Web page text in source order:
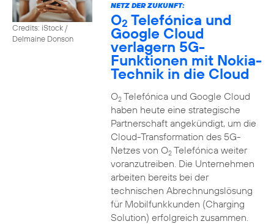
Credits: iStock /
Delmaine Donson
NETZ DER ZUKUNFT:
O2 Telefónica und
Google Cloud
verlagern 5G-
Funktionen mit Nokia-
Technik in die Cloud
O2Telefónica und Google Cloud
haben heute eine strategische
Partnerschaft angekündigt, um die
Cloud-Transformation des 5G-
Netzes von O2Telefónica weiter
voranzutreiben. Die Unternehmen
arbeiten bereits bei der
technischen Abrechnungslösung
für Mobilfunkkunden (Charging
Solution) erfolgreich zusammen.